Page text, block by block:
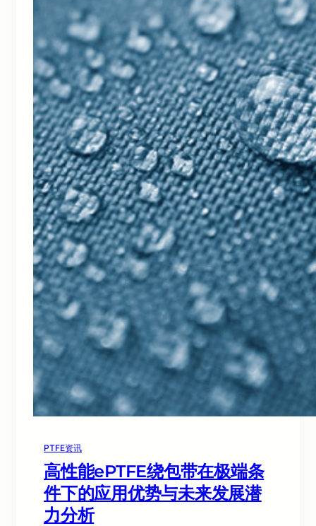
PTFE资讯
高性能ePTFE绕包带在极端条
件下的应用优势与未来发展潜
力分析